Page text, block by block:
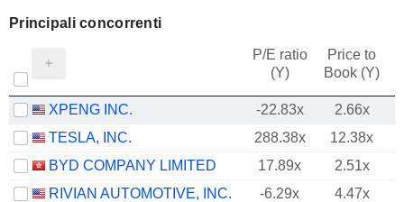
Principali concorrenti
P/E ratio
(Y)
Price to
Book (Y)
XPENG INC. -22.83x
2.66x
TESLA, INC.
288.38x 12.38x
BYD COMPANY LIMITED
17.89x
2.51x
RIVIAN AUTOMOTIVE, INC.
-6.29x
4.47x